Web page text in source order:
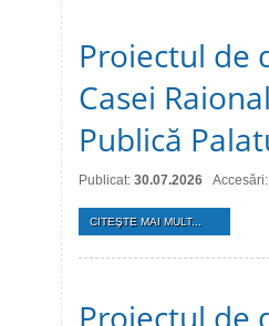
Proiectul de
Casei
Publică
Publicat: 30.07.2026
CITEŞTE MAI MULT...
Proiectul de